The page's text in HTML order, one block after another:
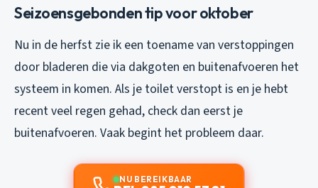
Seizoensgebonden tip voor oktober
Nu in de herfst zie ik een toename van verstoppingen
door bladeren die via dakgoten en buitenafvoeren het
systeem in komen. Als je toilet verstopt is en je hebt
recent veel regen gehad, check dan eerst je
buitenafvoeren. Vaak begint het probleem daar.
NU BEREIKBAAR